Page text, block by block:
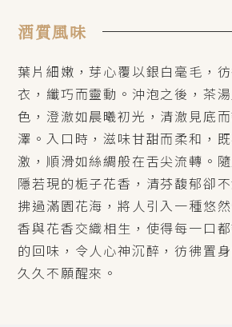
酒質風味
葉片細嫩，芽心覆以銀白毫毛，
衣，纖巧而靈動。沖泡之後，茶
色，澄澈如晨曦初光，清澈見底
澤。入口時，滋味甘甜而柔和，
激，順滑如絲綢般在舌尖流轉。
隱若現的栀子花香，清芬馥郁卻
拂過滿園花海，將人引入一種悠
香與花香交織相生，使得每一口
的回味，令人心神沉醉，彷彿置
久久不願醒來。